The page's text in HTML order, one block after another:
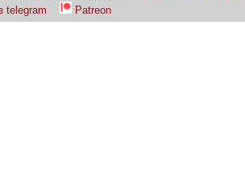
telegram
Patreon